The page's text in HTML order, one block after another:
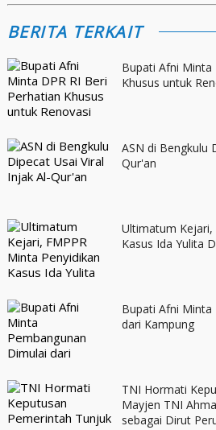
BERITA TERKAIT
Bupati Afni Minta
Khusus untuk
ASN di Bengkulu
Qur'an
Ultimatum Kejari,
Kasus Ida Yulita
Bupati Afni Minta
dari Kampung
TNI Hormati
Mayjen TNI
sebagai Dirut